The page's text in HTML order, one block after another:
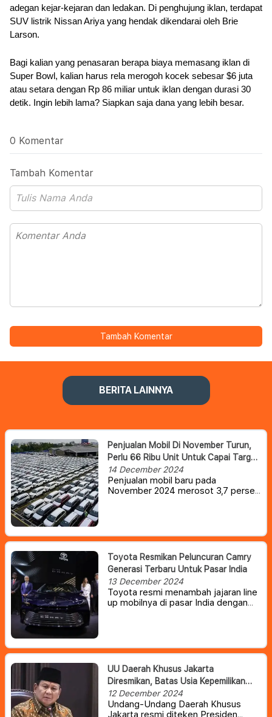
adegan kejar-kejaran dan ledakan. Di penghujung iklan, terdapat
SUV listrik Nissan Ariya yang hendak dikendarai oleh Brie
Larson.
Bagi kalian yang penasaran berapa biaya memasang iklan di
Super Bowl, kalian harus rela merogoh kocek sebesar $6 juta
atau setara dengan Rp 86 miliar untuk iklan dengan durasi 30
detik. Ingin lebih lama? Siapkan saja dana yang lebih besar.
0 Komentar
Tambah Komentar
Tambah Komentar
BERITA LAINNYA
Penjualan Mobil Di November Turun,
Perlu 66 Ribu Unit Untuk Capai Target
Tahunan 850 Ribu
14 December 2024
Penjualan mobil baru pada
November 2024 merosot 3,7 persen
ditetapkan Gabungan Industri
Kendaraan Bermotor Indonesia
(Gaikindo).
Toyota Resmikan Peluncuran Camry
Generasi Terbaru Untuk Pasar India
13 December 2024
Toyota resmi menambah jajaran line
up mobilnya di pasar India dengan
UU Daerah Khusus Jakarta
Diresmikan, Batas Usia Kepemilikan
Kendaraan Akan Dibatasi
12 December 2024
Undang-Undang Daerah Khusus
Jakarta resmi diteken Presiden